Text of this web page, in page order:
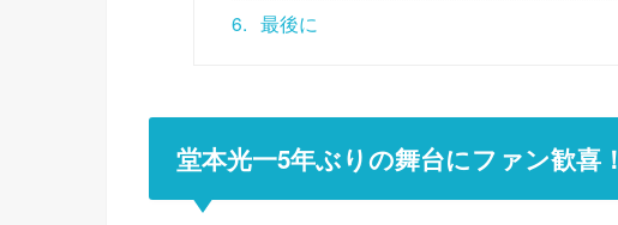
6. 最後に
堂本光一5年ぶりの舞台にファン歓喜！